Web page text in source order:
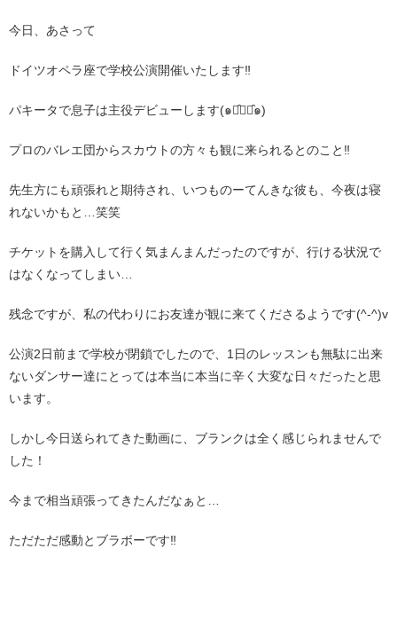
今日、あさって
ドイツオペラ座で学校公演開催いたします‼︎
パキータで息子は主役デビューします(๑･̑◡･̑๑)
プロのバレエ団からスカウトの方々も観に来られるとのこと‼︎
先生方にも頑張れと期待され、いつものーてんきな彼も、今夜は寝
れないかもと…笑笑
チケットを購入して行く気まんまんだったのですが、行ける状況で
はなくなってしまい…
残念ですが、私の代わりにお友達が観に来てくださるようです(^-^)v
公演2日前まで学校が閉鎖でしたので、1日のレッスンも無駄に出来
ないダンサー達にとっては本当に本当に辛く大変な日々だったと思
います。
しかし今日送られてきた動画に、ブランクは全く感じられませんで
した！
今まで相当頑張ってきたんだなぁと…
ただただ感動とブラボーです‼︎